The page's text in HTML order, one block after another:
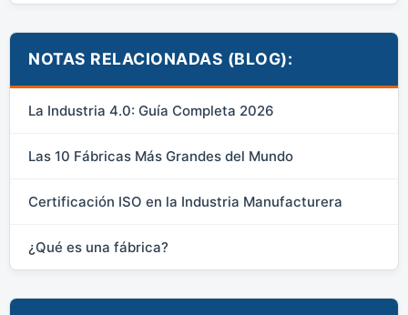
NOTAS RELACIONADAS (BLOG):
La Industria 4.0: Guía Completa 2026
Las 10 Fábricas Más Grandes del Mundo
Certificación ISO en la Industria Manufacturera
¿Qué es una fábrica?